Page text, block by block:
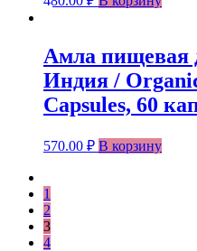
Амла пищевая
Индия /
Capsules, 60
570.00 ₽ В корзину
1
2
3
4